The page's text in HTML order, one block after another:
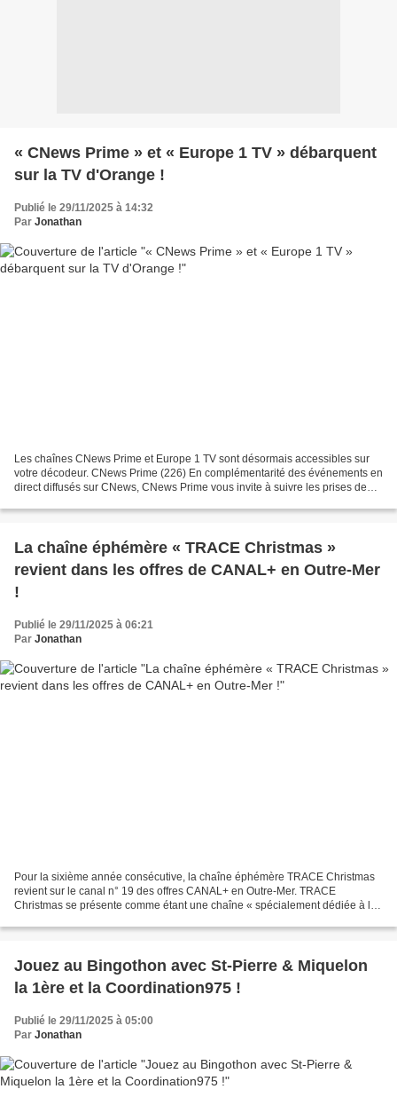
« CNews Prime » et « Europe 1 TV » débarquent
sur la TV d'Orange !
Publié le 29/11/2025 à 14:32
Par Jonathan
Les chaînes CNews Prime et Europe 1 TV sont désormais accessibles sur
votre décodeur. CNews Prime (226) En complémentarité des événements en
direct diffusés sur CNews, CNews Prime vous invite à suivre les prises de
La chaîne éphémère « TRACE Christmas »
revient dans les offres de CANAL+ en Outre-Mer
!
Publié le 29/11/2025 à 06:21
Par Jonathan
Pour la sixième année consécutive, la chaîne éphémère TRACE Christmas
revient sur le canal n° 19 des offres CANAL+ en Outre-Mer. TRACE
Christmas se présente comme étant une chaîne « spécialement dédiée à la
Jouez au Bingothon avec St-Pierre & Miquelon
la 1ère et la Coordination975 !
Publié le 29/11/2025 à 05:00
Par Jonathan